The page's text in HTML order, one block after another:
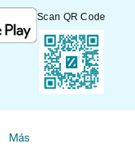
Scan QR Code
Más